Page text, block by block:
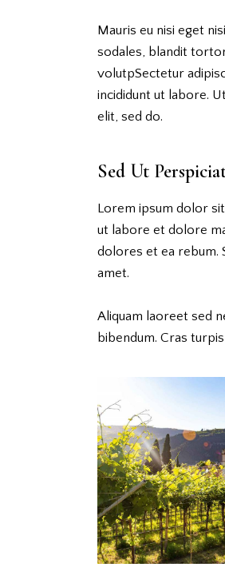
Mauris eu nisi eget
sodales, blandit
volutpSectetur
incididunt ut labore.
elit, sed do.
Sed Ut
Lorem ipsum dolor
ut labore et dolore
dolores et ea rebum.
amet.
Aliquam laoreet sed
bibendum. Cras